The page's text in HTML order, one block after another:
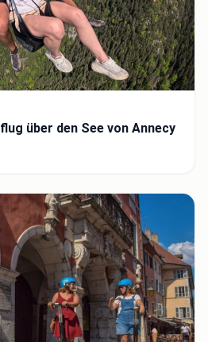
über den See von Annecy